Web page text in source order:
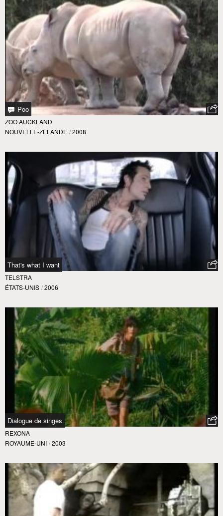
Poo
ZOO AUCKLAND
NOUVELLE-ZÉLANDE / 2008
That's what I want
TELSTRA
ÉTATS-UNIS / 2006
Dialogue de singes
REXONA
ROYAUME-UNI / 2003